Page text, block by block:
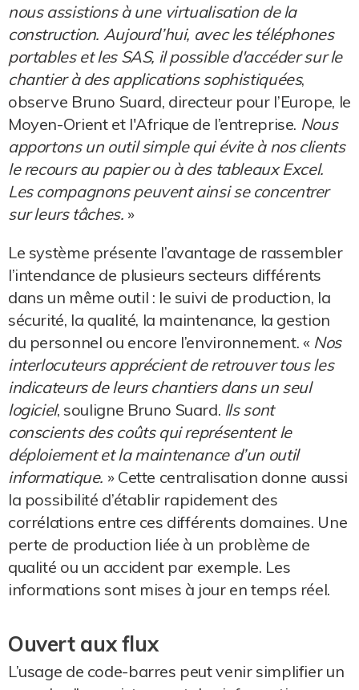
nous assistions à une virtualisation de la
construction. Aujourd’hui, avec les téléphones
portables et les SAS, il possible d'accéder sur le
chantier à des applications sophistiquées,
observe Bruno Suard, directeur pour l’Europe, le
Moyen-Orient et l'Afrique de l’entreprise. Nous
apportons un outil simple qui évite à nos clients
le recours au papier ou à des tableaux Excel.
Les compagnons peuvent ainsi se concentrer
sur leurs tâches. »
Le système présente l’avantage de rassembler
l’intendance de plusieurs secteurs différents
dans un même outil : le suivi de production, la
sécurité, la qualité, la maintenance, la gestion
du personnel ou encore l’environnement. « Nos
interlocuteurs apprécient de retrouver tous les
indicateurs de leurs chantiers dans un seul
logiciel, souligne Bruno Suard. Ils sont
conscients des coûts qui représentent le
déploiement et la maintenance d’un outil
informatique. » Cette centralisation donne aussi
la possibilité d’établir rapidement des
corrélations entre ces différents domaines. Une
perte de production liée à un problème de
qualité ou un accident par exemple. Les
informations sont mises à jour en temps réel.
Ouvert aux flux
L’usage de code-barres peut venir simplifier un